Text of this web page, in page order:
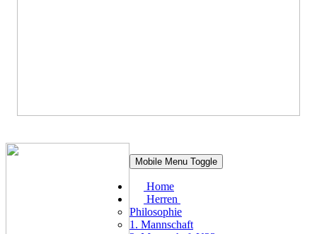
Mobile Menu Toggle
Home
Herren
Philosophie
1. Mannschaft